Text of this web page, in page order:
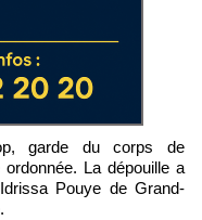
La dépouille a
Pouye de Grand-